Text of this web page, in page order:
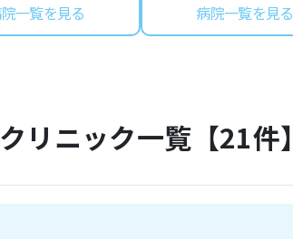
一覧を見る 病院一覧を見る
リニック一覧【21件】